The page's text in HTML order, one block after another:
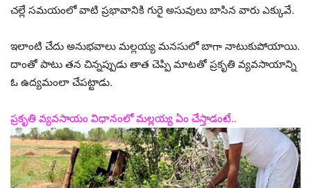
చల్లే సమయంలో వాటి ప్రభావానికి గురై అసువులు బాసిన వారు ఎక్కువే.
ఇలాంటి చేదు అనుభవాలు మల్లయ్య మనసులో బాగా నాటుకుపోయాయి.
దాంతో పాటు తన చిన్నప్పుడు తాత చెప్పి మాటతో ప్రకృతి వ్యవసాయాన్ని
ఓ ఉద్యమంలా చేపట్టాడు.
ప్రకృతి వ్యవసాయం విధానంలో మల్లయ్య ఏం చేస్తాడంటే..